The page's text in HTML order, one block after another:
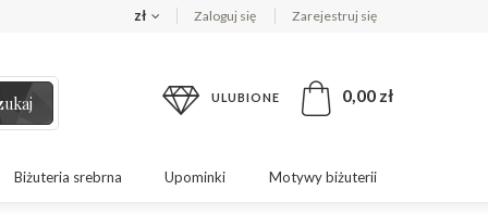
zł Zaloguj się Zarejestruj się
ULUBIONE 0,00 zł
Biżuteria srebrna Upominki Motywy biżuterii